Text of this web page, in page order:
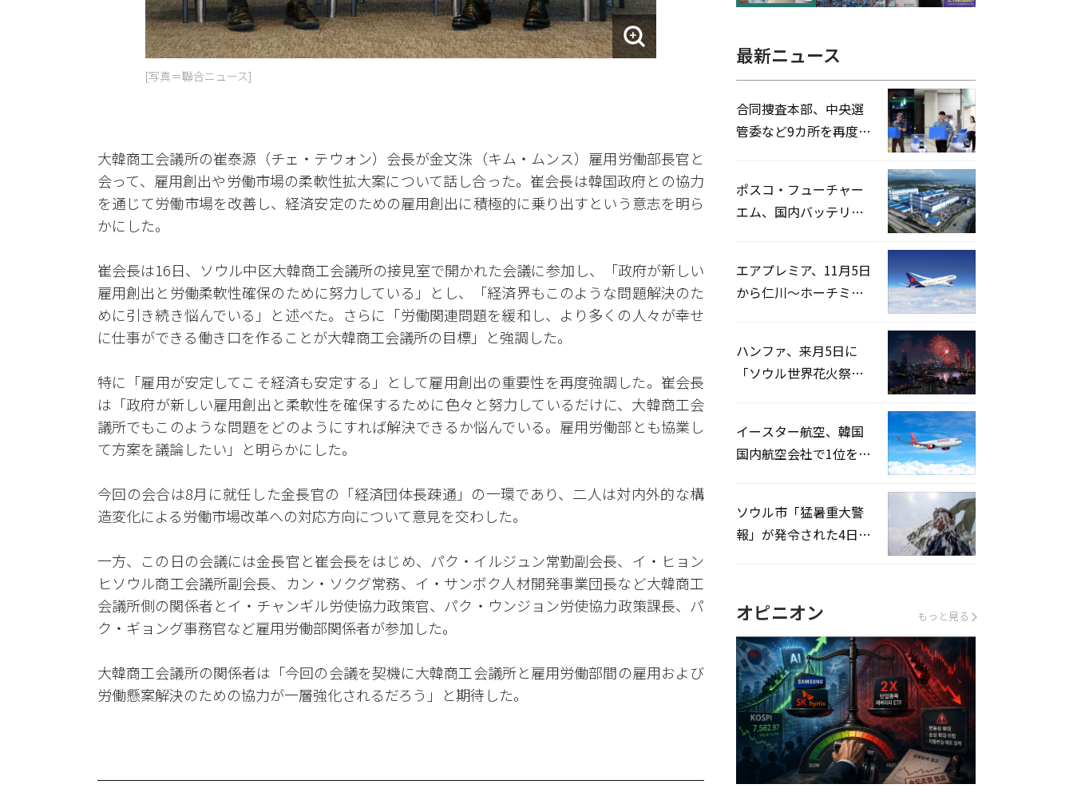
[写真＝聯合ニュース]
大韓商工会議所の崔泰源（チェ・テウォン）会長が金文洙（キム・ムンス）雇用労働部長官と
会って、雇用創出や労働市場の柔軟性拡大案について話し合った。崔会長は韓国政府との協力
を通じて労働市場を改善し、経済安定のための雇用創出に積極的に乗り出すという意志を明ら
かにした。
崔会長は16日、ソウル中区大韓商工会議所の接見室で開かれた会議に参加し、「政府が新しい
雇用創出と労働柔軟性確保のために努力している」とし、「経済界もこのような問題解決のた
めに引き続き悩んでいる」と述べた。さらに「労働関連問題を緩和し、より多くの人々が幸せ
に仕事ができる働き口を作ることが大韓商工会議所の目標」と強調した。
特に「雇用が安定してこそ経済も安定する」として雇用創出の重要性を再度強調した。崔会長
は「政府が新しい雇用創出と柔軟性を確保するために色々と努力しているだけに、大韓商工会
議所でもこのような問題をどのようにすれば解決できるか悩んでいる。雇用労働部とも協業し
て方案を議論したい」と明らかにした。
今回の会合は8月に就任した金長官の「経済団体長疎通」の一環であり、二人は対内外的な構
造変化による労働市場改革への対応方向について意見を交わした。
一方、この日の会議には金長官と崔会長をはじめ、パク・イルジュン常勤副会長、イ・ヒョン
ヒソウル商工会議所副会長、カン・ソクグ常務、イ・サンボク人材開発事業団長など大韓商工
会議所側の関係者とイ・チャンギル労使協力政策官、パク・ウンジョン労使協力政策課長、パ
ク・ギョング事務官など雇用労働部関係者が参加した。
大韓商工会議所の関係者は「今回の会議を契機に大韓商工会議所と雇用労働部間の雇用および
労働懸案解決のための協力が一層強化されるだろう」と期待した。
検
最新ニュース
合同捜査本部、中央選
管委など9カ所を再度家
ポスコ・フューチャー
エム、国内バッテリー
エアプレミア、11月5日
から仁川〜ホーチミン
ハンファ、来月5日に
「ソウル世界花火祭り
イースター航空、韓国
国内航空会社で1位を記
ソウル市「猛暑重大警
報」が発令された4日、
オピニオン もっと見る